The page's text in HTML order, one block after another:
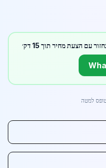
עם הצעת מחיר תוך 15 דק׳
למטה